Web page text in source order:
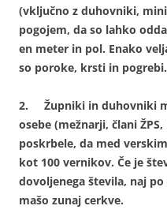
(vključno z duhovniki,
pogojem, da so lahko
en meter in pol. Enako
so poroke, krsti in pogrebi.
2. Župniki in duhovniki
osebe (mežnarji, člani
poskrbele, da med
kot 100 vernikov. Če je
dovoljenega števila, naj
mašo zunaj cerkve.